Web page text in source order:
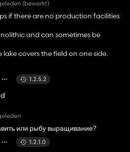
(bewerkt)
if there are no production facilities
and can sometimes be
lake covers the field on one side.
growing on the sides of the base
1.2.5.2
или рыбу выращивание?
1.2.1.0